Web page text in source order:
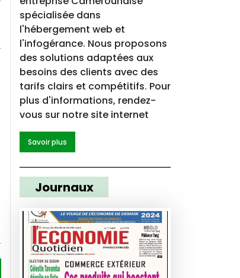
spécialisée dans
l'hébergement web et
l'infogérance. Nous proposons
des solutions adaptées aux
besoins des clients avec des
tarifs clairs et compétitifs. Pour
plus d'informations, rendez-
vous sur notre site internet
Savoir plus
Journaux